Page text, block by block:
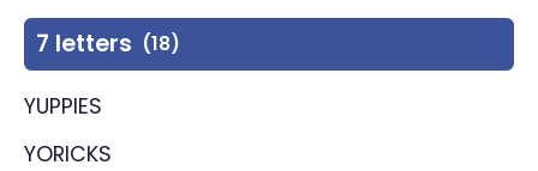
7 letters (18)
YUPPIES
YORICKS